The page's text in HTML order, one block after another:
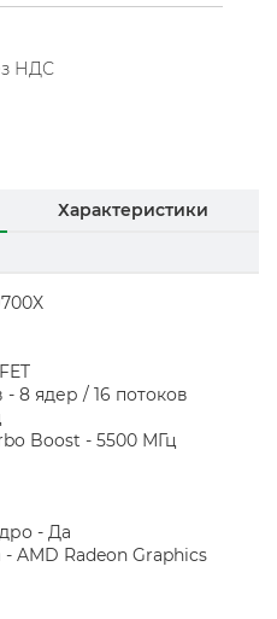
НДС
Характеристики
8 ядер / 16 потоков
Boost - 5500 МГц
- Да
AMD Radeon Graphics